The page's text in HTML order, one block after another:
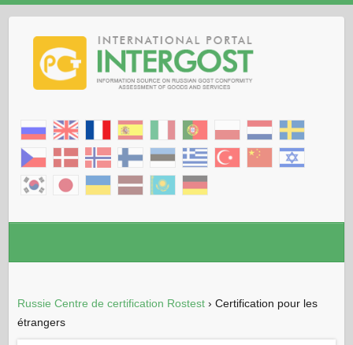
Russie Centre de certification Rostest › Certification pour les
étrangers